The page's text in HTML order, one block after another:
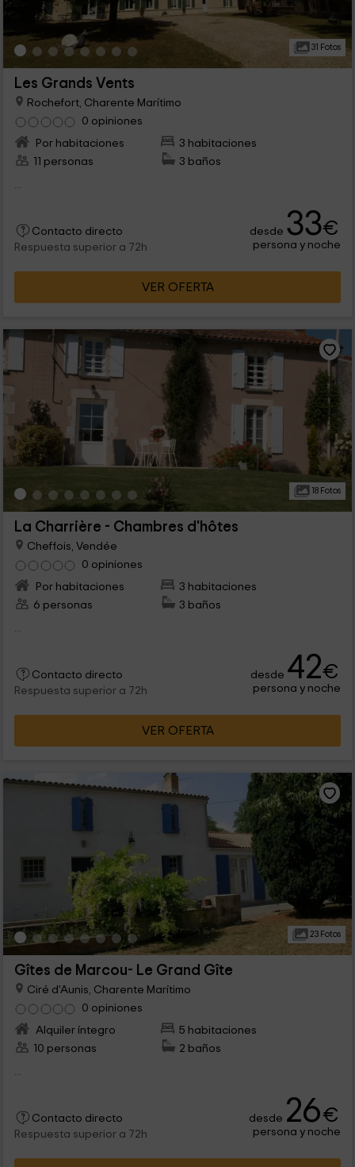
31 Fotos
Les Grands Vents
Rochefort, Charente Marítimo
0 opiniones
Por habitaciones
3 habitaciones
11 personas
3 baños
Contacto directo
Respuesta superior a 72h
desde 33€
persona y noche
VER OFERTA
18 Fotos
La Charrière - Chambres d'hôtes
Cheffois, Vendée
0 opiniones
Por habitaciones
3 habitaciones
6 personas
3 baños
Contacto directo
Respuesta superior a 72h
desde 42€
persona y noche
VER OFERTA
23 Fotos
Gîtes de Marcou- Le Grand Gîte
Ciré d'Aunis, Charente Marítimo
0 opiniones
Alquiler íntegro
5 habitaciones
10 personas
2 baños
...
Contacto directo
Respuesta superior a 72h
desde 26€
persona y noche